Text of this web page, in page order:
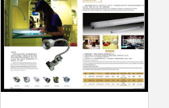
解析